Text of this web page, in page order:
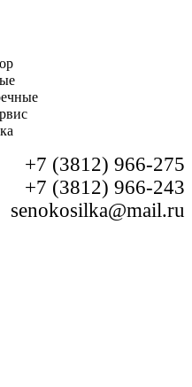
+7 (3812) 966-275
+7 (3812) 966-243
senokosilka@mail.ru